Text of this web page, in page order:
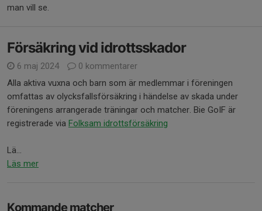
man vill se.
Försäkring vid idrottsskador
6 maj 2024
0 kommentarer
Alla aktiva vuxna och barn som är medlemmar i föreningen
omfattas av olycksfallsförsäkring i händelse av skada under
föreningens arrangerade träningar och matcher. Bie GoIF är
registrerade via Folksam idrottsförsäkring
Lä...
Läs mer
Kommande matcher